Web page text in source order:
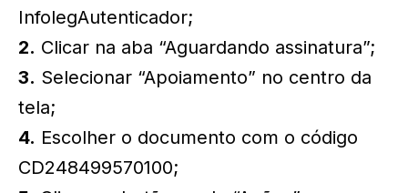
InfolegAutenticador;
2. Clicar na aba “Aguardando assinatura”;
3. Selecionar “Apoiamento” no centro da
tela;
4. Escolher o documento com o código
CD248499570100;